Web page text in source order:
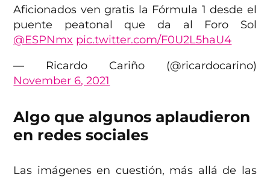
Aficionados ven gratis la Fórmula 1 desde el
puente peatonal que da al Foro Sol
@ESPNmx pic.twitter.com/F0U2L5haU4
— Ricardo Cariño (@ricardocarino)
November 6, 2021
Algo que algunos aplaudieron
en redes sociales
Las imágenes en cuestión, más allá de las